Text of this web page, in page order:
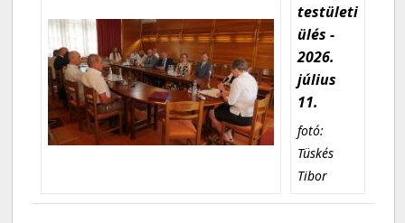
testületi
ülés -
2026.
július
11.
fotó:
Tüskés
Tibor